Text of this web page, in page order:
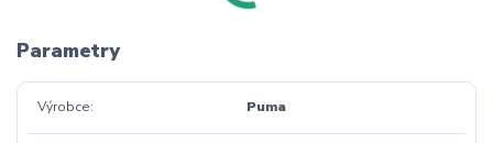
Parametry
Výrobce Puma